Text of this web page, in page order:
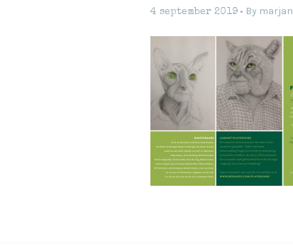
4 september 2019 By marjan